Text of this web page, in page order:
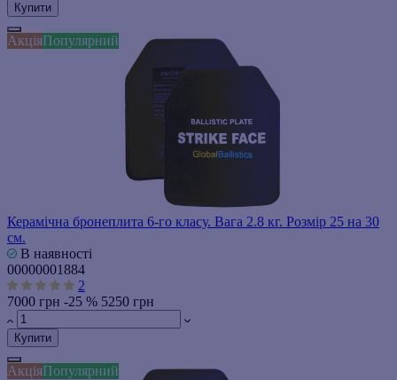
Купити
АкціяПопулярний
Керамічна бронеплита 6-го класу. Вага 2.8 кг. Розмір 25 на 30
см.
В наявності
00000001884
2
7000 грн -25 % 5250 грн
Купити
АкціяПопулярний